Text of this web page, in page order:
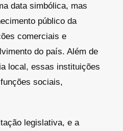
data simbólica, mas
público da
comerciais e
do país. Além de
local, essas instituições
sociais,
legislativa, e a